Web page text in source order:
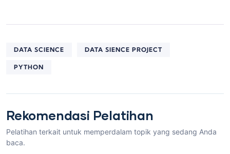
DATA SCIENCE DATA SIENCE PROJECT
PYTHON
Rekomendasi Pelatihan
Pelatihan terkait untuk memperdalam topik yang sedang Anda
baca.